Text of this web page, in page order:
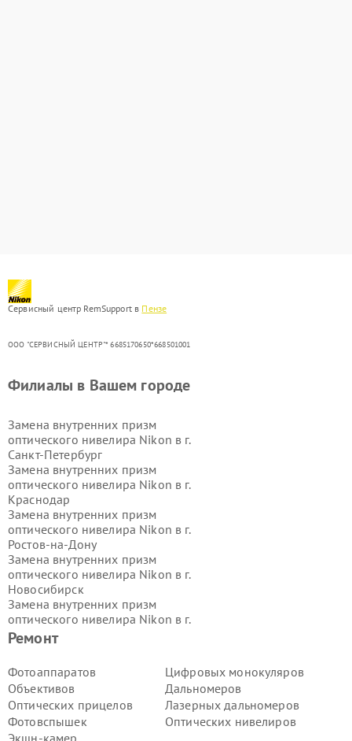
Сервисный центр RemSupport в Пензе
ООО "СЕРВИСНЫЙ ЦЕНТР"* 6685170650*668501001
Ремонт
Фотоаппаратов
Объективов
Оптических прицелов
Фотовспышек
Экшн-камер
Цифровых монокуляров
Дальномеров
Лазерных дальномеров
Оптических нивелиров
Филиалы в Вашем городе
Замена внутренних призм
оптического нивелира Nikon в г.
Санкт-Петербург
Замена внутренних призм
оптического нивелира Nikon в г.
Краснодар
Замена внутренних призм
оптического нивелира Nikon в г.
Ростов-на-Дону
Замена внутренних призм
оптического нивелира Nikon в г.
Новосибирск
Замена внутренних призм
оптического нивелира Nikon в г.
Екатеринбург
оптического нивелира Nikon в г.
Казань
Замена внутренних призм
оптического нивелира Nikon в г.
Воронеж